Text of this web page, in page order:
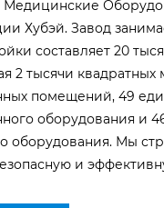
Медицинские
Хубэй. Завод
составляет 20
2 тысячи квадратных
помещений, 49
оборудования и
оборудования. Мы
и